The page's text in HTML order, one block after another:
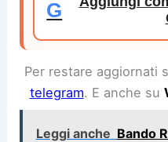
G
Per restare aggiornati
telegram. E anche su
Leggi anche Bando